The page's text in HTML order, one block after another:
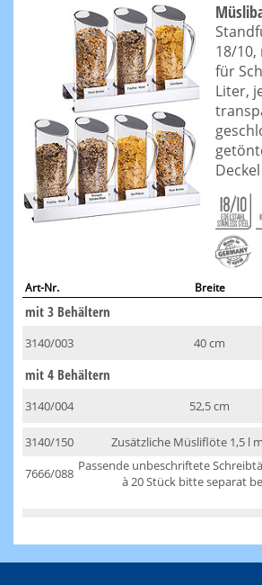
18/10,
für
Liter,
Art-Nr. Breite
mit 3 Behältern
3140/003 40 cm
mit 4 Behältern
3140/004 52,5 cm
3140/150
Zusätzliche Müsliflöte 1,5 l
7666/088 Passende unbeschriftete
à 20 Stück bitte separat